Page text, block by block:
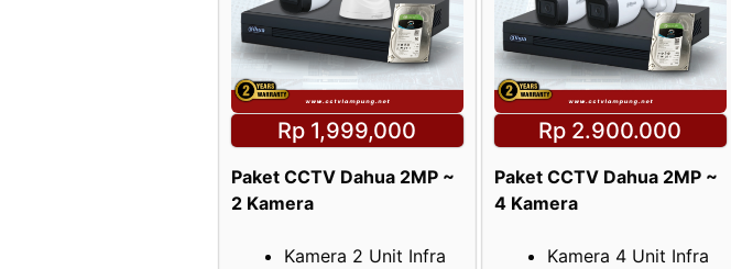
Rp 1,999,000
Paket CCTV Dahua 2MP ~
2 Kamera
Kamera 2 Unit Infra
Rp 2.900.000
Paket CCTV Dahua 2MP ~
4 Kamera
Kamera 4 Unit Infra